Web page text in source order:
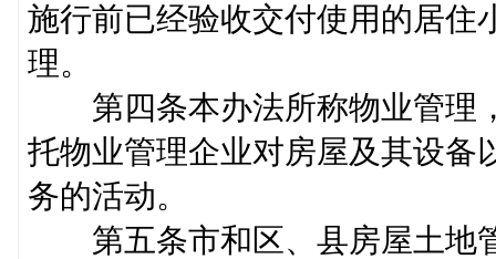
施行前已经验收交付使用的居住
理。
第四条本办法所称物业管理
托物业管理企业对房屋及其设备
务的活动。
第五条市和区、县房屋土地